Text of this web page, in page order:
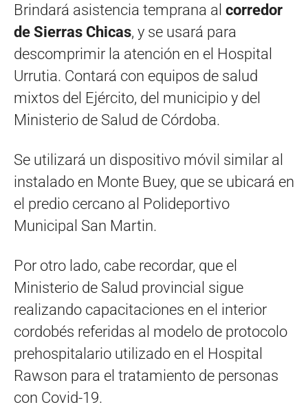
Brindará asistencia temprana al corredor
de Sierras Chicas, y se usará para
descomprimir la atención en el Hospital
Urrutia. Contará con equipos de salud
mixtos del Ejército, del municipio y del
Ministerio de Salud de Córdoba.
Se utilizará un dispositivo móvil similar al
instalado en Monte Buey, que se ubicará en
el predio cercano al Polideportivo
Municipal San Martin.
Por otro lado, cabe recordar, que el
Ministerio de Salud provincial sigue
realizando capacitaciones en el interior
cordobés referidas al modelo de protocolo
prehospitalario utilizado en el Hospital
Rawson para el tratamiento de personas
con Covid-19.